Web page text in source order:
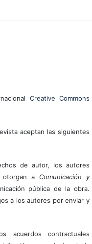
Creative Commons
aceptan las siguientes
de autor, los autores
otorgan a Comunicación y
pública de la obra.
a los autores por enviar y
acuerdos contractuales